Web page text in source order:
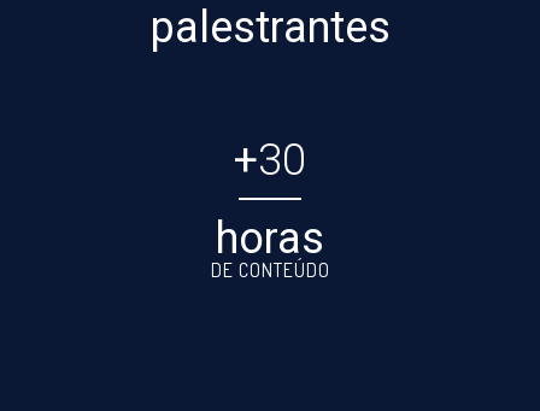
palestrantes
+30
horas
DE CONTEÚDO